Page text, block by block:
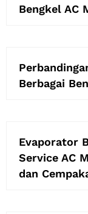
Bengkel AC
Berbagai
Evaporator
Service AC
dan